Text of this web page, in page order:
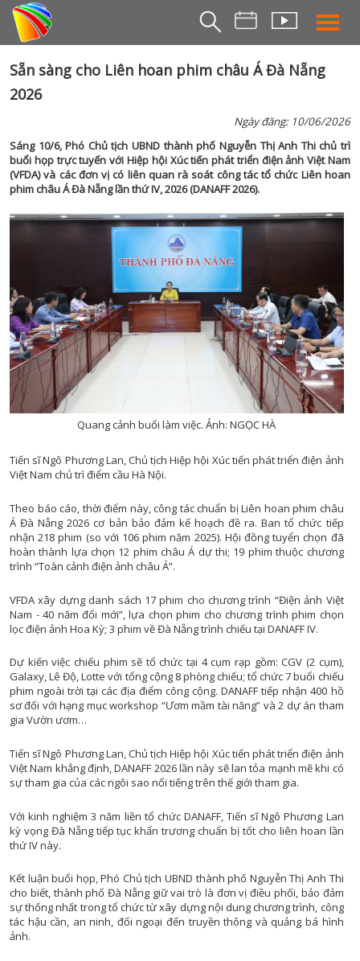
THỜI
THỜI SỰ
THỜI SỰ
DA NANG TV
BẢN TIN MIỀN
BẢN TIN
360 DU LỊCH ĐÀ
AN SINH XÃ
AN NINH ĐÀ
BIỂN ĐẢO QUÊ
CHUYỂN ĐỔI
CHUYÊN MỤC PHÁT TRIỂN NÔNG
CHUYÊN MỤC DÂN TỘC MIỀN
CÀ PHÊ
CẢI CÁCH HÀNH
CHÚC MỪNG NĂM
CHUYÊN MỤC NỘI
CHUYÊN MỤC TRI
ĐÔ THỊ
GƯƠNG SÁNG BẢN
GIẢM NGHÈO BỀN
GIÁO DỤC VÀ HƯỚNG
HỘI ĐỒNG NHÂN DÂN VỚI CỬ
LAO ĐỘNG VÀ CÔNG
LIVE IN DA
NHỊP SỐNG
OCOP ĐÀ
GIẢI
ĐỌC SÁCH CÙNG
TỌA ĐÀM VĂN
TÔI YÊU ĐÀ
NÔNG TRẠI VUI
VĂN NGHỆ CUỐI
Sẵn sàng cho Liên hoan phim châu Á Đà Nẵng
2026
Ngày đăng: 10/06/2026
Sáng 10/6, Phó Chủ tịch UBND thành phố Nguyễn Thị Anh Thi chủ trì
buổi họp trực tuyến với Hiệp hội Xúc tiến phát triển điện ảnh Việt Nam
(VFDA) và các đơn vị có liên quan rà soát công tác tổ chức Liên hoan
phim châu Á Đà Nẵng lần thứ IV, 2026 (DANAFF 2026).
Quang cảnh buổi làm việc. Ảnh: NGỌC HÀ
Tiến sĩ Ngô Phương Lan, Chủ tịch Hiệp hội Xúc tiến phát triển điện ảnh
Việt Nam chủ trì điểm cầu Hà Nội.
Theo báo cáo, thời điểm này, công tác chuẩn bị Liên hoan phim châu
Á Đà Nẵng 2026 cơ bản bảo đảm kế hoạch đề ra. Ban tổ chức tiếp
nhận 218 phim (so với 106 phim năm 2025). Hội đồng tuyển chọn đã
hoàn thành lựa chọn 12 phim châu Á dự thi; 19 phim thuộc chương
trình “Toàn cảnh điện ảnh châu Á”.
VFDA xây dựng danh sách 17 phim cho chương trình “Điện ảnh Việt
Nam - 40 năm đổi mới”, lựa chọn phim cho chương trình phim chọn
lọc điện ảnh Hoa Kỳ; 3 phim về Đà Nẵng trình chiếu tại DANAFF IV.
Dự kiến việc chiếu phim sẽ tổ chức tại 4 cụm rạp gồm: CGV (2 cụm),
Galaxy, Lê Độ, Lotte với tổng cộng 8 phòng chiếu; tổ chức 7 buổi chiếu
phim ngoài trời tại các địa điểm công cộng. DANAFF tiếp nhận 400 hồ
sơ đối với hạng mục workshop “Ươm mầm tài năng” và 2 dự án tham
gia Vườn ươm…
Tiến sĩ Ngô Phương Lan, Chủ tịch Hiệp hội Xúc tiến phát triển điện ảnh
Việt Nam khẳng định, DANAFF 2026 lần này sẽ lan tỏa mạnh mẽ khi có
sự tham gia của các ngôi sao nổi tiếng trên thế giới tham gia.
Với kinh nghiệm 3 năm liền tổ chức DANAFF, Tiến sĩ Ngô Phương Lan
kỳ vọng Đà Nẵng tiếp tục khẩn trương chuẩn bị tốt cho liên hoan lần
thứ IV này.
Kết luận buổi họp, Phó Chủ tịch UBND thành phố Nguyễn Thị Anh Thi
cho biết, thành phố Đà Nẵng giữ vai trò là đơn vị điều phối, bảo đảm
sự thống nhất trong tổ chức từ xây dựng nội dung chương trình, công
tác hậu cần, an ninh, đối ngoại đến truyền thông và quảng bá hình
ảnh.